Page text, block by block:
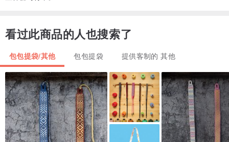
看过此商品的人也搜索了
包包提袋/其他 包包提袋 提供客制的 其他